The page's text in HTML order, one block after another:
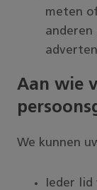
meten
anderen
Aan wie
We kunnen
Ieder